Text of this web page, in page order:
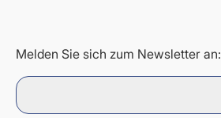
Melden Sie sich zum Newsletter an: